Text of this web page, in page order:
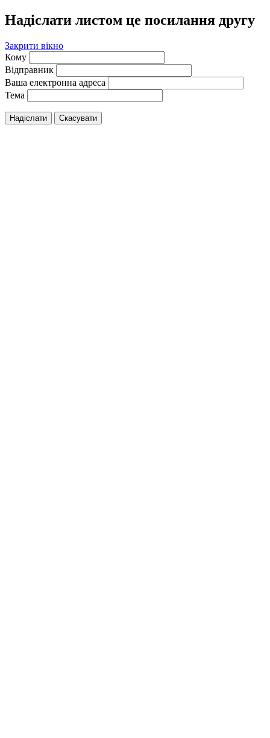
Надіслати листом це посилання другу
Закрити вікно
Кому
Відправник
Ваша електронна адреса
Тема
Надіслати Скасувати